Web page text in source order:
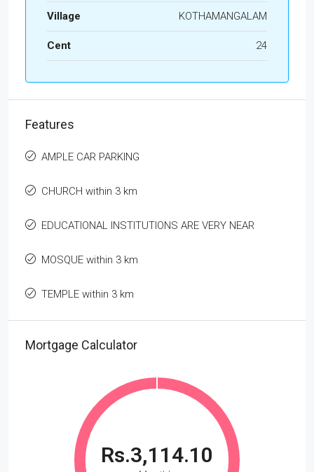
Village KOTHAMANGALAM
Cent 24
Features
AMPLE CAR PARKING
CHURCH within 3 km
EDUCATIONAL INSTITUTIONS ARE VERY NEAR
MOSQUE within 3 km
TEMPLE within 3 km
Mortgage Calculator
Rs.3,114.10